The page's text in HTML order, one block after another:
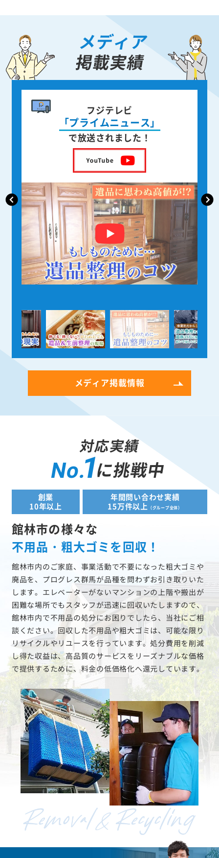
メディア
掲載実績
書籍出版
身近な人が
亡くなった後の遺品整理
を出版しました！
メディア掲載情報
対応実績
No.1に挑戦中
創業
10年以上
年間問い合わせ実績
15万件以上
（グループ全体）
館林市の様々な
不用品・粗大ゴミを回収！
館林市内のご家庭、事業活動で不要になった粗大ゴミや
廃品を、プログレス群馬が品種を問わずお引き取りいた
します。エレベーターがないマンションの上階や搬出が
困難な場所でもスタッフが迅速に回収いたしますので、
館林市内で不用品の処分にお困りでしたら、当社にご相
談ください。回収した不用品や粗大ゴミは、可能な限り
リサイクルやリユースを行っています。処分費用を削減
し得た収益は、高品質のサービスをリーズナブルな価格
で提供するために、料金の低価格化へ還元しています。